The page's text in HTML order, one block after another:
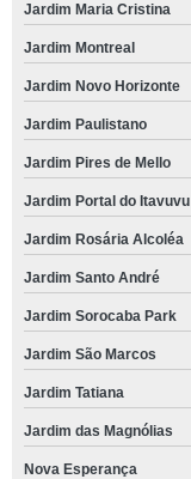
Jardim Maria Cristina
Jardim Montreal
Jardim Novo Horizonte
Jardim Paulistano
Jardim Pires de Mello
Jardim Portal do Itavuvu
Jardim Rosária Alcoléa
Jardim Santo André
Jardim Sorocaba Park
Jardim São Marcos
Jardim Tatiana
Jardim das Magnólias
Nova Esperança